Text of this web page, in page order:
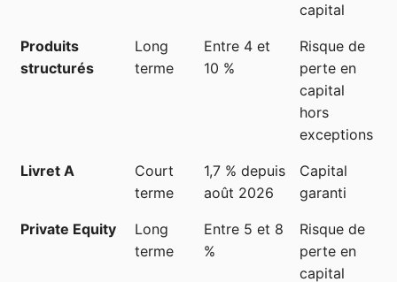
capital
Produits
structurés
Long
terme
Entre 4 et
10 %
Risque de
perte en
capital
hors
exceptions
Livret A
Court
terme
1,7 % depuis
août 2026
Capital
garanti
Private Equity
Long
terme
Entre 5 et 8
%
Risque de
perte en
capital